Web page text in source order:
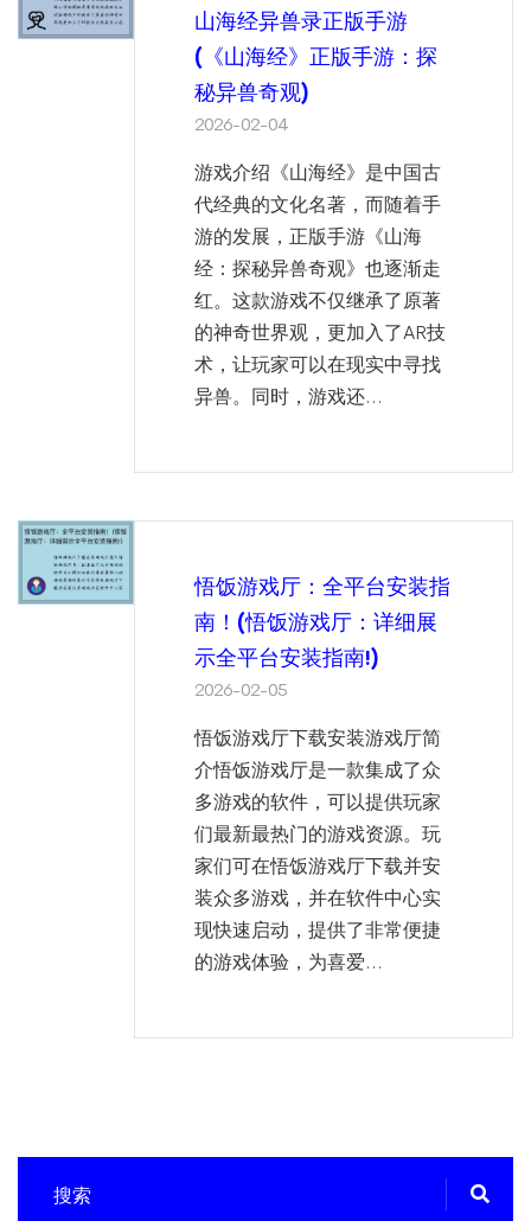
山海经异兽录正版手游
(《山海经》正版手游：探
秘异兽奇观)
2026-02-04
游戏介绍《山海经》是中国古
代经典的文化名著，而随着手
游的发展，正版手游《山海
经：探秘异兽奇观》也逐渐走
红。这款游戏不仅继承了原著
的神奇世界观，更加入了AR技
术，让玩家可以在现实中寻找
异兽。同时，游戏还...
悟饭游戏厅：全平台安装指
南！(悟饭游戏厅：详细展
示全平台安装指南!)
2026-02-05
悟饭游戏厅下载安装游戏厅简
介悟饭游戏厅是一款集成了众
多游戏的软件，可以提供玩家
们最新最热门的游戏资源。玩
家们可在悟饭游戏厅下载并安
装众多游戏，并在软件中心实
现快速启动，提供了非常便捷
的游戏体验，为喜爱...